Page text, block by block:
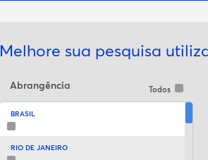
Melhore sua pesquisa
Abrangência Todos
BRASIL
RIO DE JANEIRO